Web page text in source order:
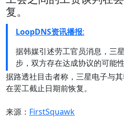
复。
LoopDNS资讯播报:
据韩媒引述劳工官员消息，三
步，双方存在达成协议的可能
据路透社目击者称，三星电子与
在罢工截止日期前恢复。
来源： FirstSquawk